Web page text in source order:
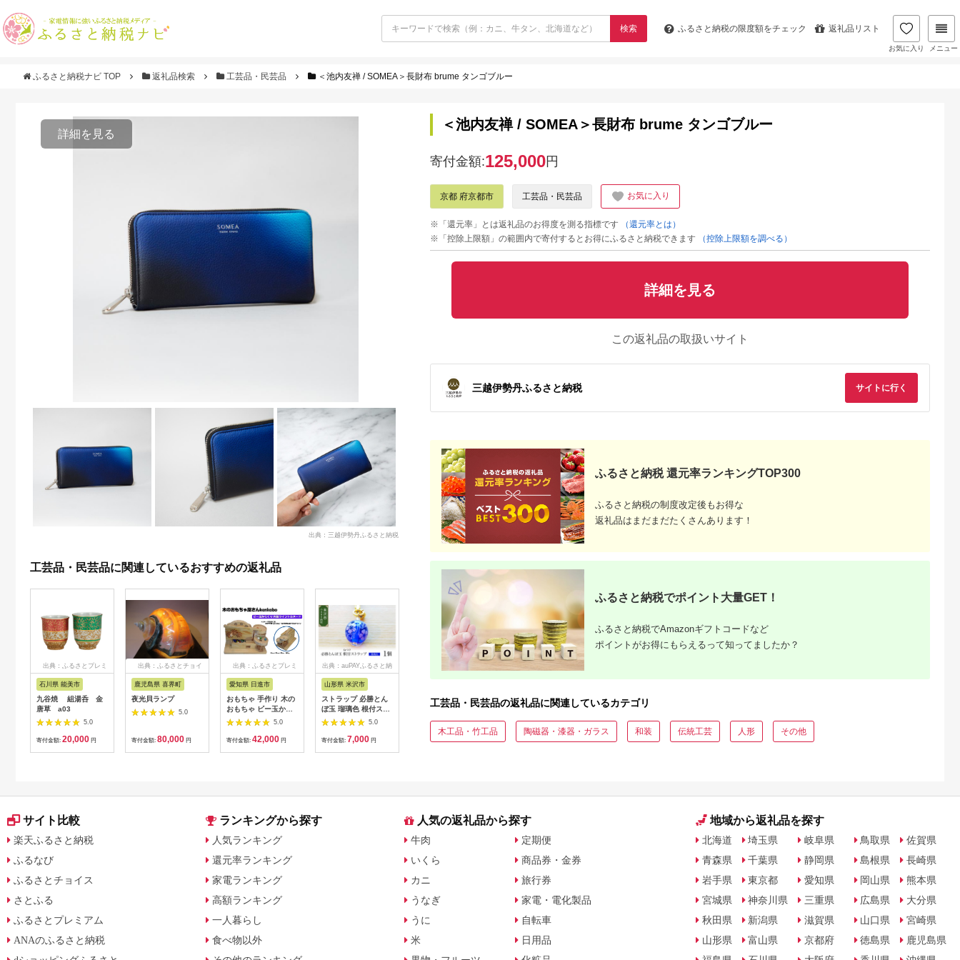
検索 ふるさと納税の限度額をチェック 返礼品リスト
お気に入り メニュー
ふるさと納税ナビ TOP 返礼品検索 工芸品・民芸品 ＜池内友禅 / SOMEA＞長財布 brume タンゴブルー
詳細を見る
出典：三越伊勢丹ふるさと納税
工芸品・民芸品に関連しているおすすめの返礼品
出典：ふるさとプレミ
石川県 能美市
九谷焼 組湯呑 金
唐草 a03
5.0
寄付金額: 20,000 円
出典：ふるさとチョイ
鹿児島県 喜界町
夜光貝ランプ
5.0
寄付金額: 80,000 円
出典：ふるさとプレミ
愛知県 日進市
おもちゃ 手作り 木の
おもちゃ ビー玉から
くり 円盤ツイントル
ネード からくり 玩具
赤ちゃん 子供 雑貨
5.0
寄付金額: 42,000 円
出典：auPAYふるさと納
山形県 米沢市
ストラップ 必勝とん
ぼ玉 瑠璃色 根付スト
ラップ 必勝祈願 雑貨
[103-003-BL]
5.0
寄付金額: 7,000 円
パスケース グロッシ
ーハート 文庫屋大関
ダー 名刺ケース 名刺
ホルダー カード入れ
5.0
寄付金額:46,000円
38-01A栃尾てまり
（きく）
5.0
寄付金額:12,000円
トルコランプ
CHIGASAKI インテリ
かり おしゃれ 置物 烏
帽子岩デザイン さわ
5.0
寄付金額:62,000
グラス 工芸品 伝統工
芸 酒器 民芸品 クリス
5.0
寄付金額: 143,000円
65MW_ おもちゃ お
もちゃ箱 箱 収納ケー
寄付金額:
＜池内友禅 / SOMEA＞長財布 brume タンゴブルー
寄付金額:125,000円
京都 府京都市 工芸品・民芸品 お気に入り
※「還元率」とは返礼品のお得度を測る指標です
（還元率とは）
※「控除上限額」の範囲内で寄付するとお得にふるさと納税できます
（控除上限額を調べる）
詳細を見る
この返礼品の取扱いサイト
三越伊勢丹ふるさと納税 サイトに行く
ふるさと納税 還元率ランキングTOP300
ふるさと納税の制度改定後もお得な
返礼品はまだまだたくさんあります！
ふるさと納税でポイント大量GET！
ふるさと納税でAmazonギフトコードなど
ポイントがお得にもらえるって知ってましたか？
工芸品・民芸品の返礼品に関連しているカテゴリ
木工品・竹工品 陶磁器・漆器・ガラス 和装 伝統工芸 人形 その他
サイト比較
楽天ふるさと納税
ふるなび
ふるさとチョイス
さとふる
ふるさとプレミアム
ANAのふるさと納税
ランキングから探す
人気ランキング
還元率ランキング
家電ランキング
高額ランキング
一人暮らし
食べ物以外
人気の返礼品から探す
牛肉
いくら
カニ
うなぎ
うに
米
定期便
商品券・金券
旅行券
家電・電化製品
自転車
日用品
地域から返礼品を探す
北海道
青森県
岩手県
宮城県
秋田県
山形県
埼玉県
千葉県
東京都
神奈川県
新潟県
富山県
岐阜県
静岡県
愛知県
三重県
滋賀県
京都府
鳥取県
島根県
岡山県
広島県
山口県
徳島県
佐賀県
長崎県
熊本県
大分県
宮崎県
鹿児島県